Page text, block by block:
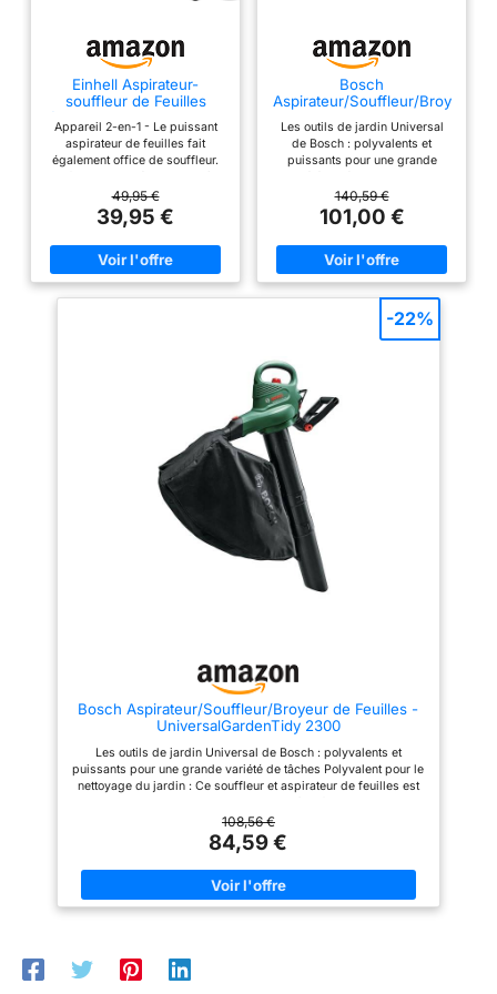
broyeur 3-en-1 sur
batterie PowerJet
Collect 18V P4A ; 1x
Batterie P4A PBA
18V/72 ; 1x Chargeur
P4A AL 18V-20
Einhell Aspirateur-
souffleur de Feuilles
Appareil 2-en-1 - Le puissant
aspirateur de feuilles fait
également office de souffleur.
simplement au moyen d’un
commutateur sans nécessiter
d’outil. Aspirateur-souffleur-
broyeur de feuilles - L’appareil
a une puissance d’aspiration de
650 m³/heure. Un système de
remplissage du sac. Souffleur
de feuilles - L’appareil assure
une performance de soufflage
élevée avec une vitesse de l’air
allant jusqu’à 240 km/h.
Convient aux surfaces étendues
et aux feuilles humides.
optimale du poids grâce aux
roues situées au niveau du tube.
La poignée auxiliaire se règle
individuellement pour une
Utilisation confortable - Pour
une meilleure répartition du
poids, l’aspirateur-souffleur
transport qui facilite les travaux
49,95 €
39,95 €
Bosch
Aspirateur/Souffleur/Broy
UniversalGardenTidy
3000
Les outils de jardin Universal
de Bosch : polyvalents et
puissants pour une grande
pour le nettoyage du jardin : Ce
souffleur et aspirateur de
feuilles est un outil de nettoyage
3 en 1 permettant à la fois
d’aspirer, de souffler et de
broyer les feuilles et déchets
acoustique : L’ aspirateur de
feuilles affiche avec 99 dB(A)
un niveau sonore réduit de
jusqu’à 75 % Changement de
mode en un seul geste :
Commutation simple et rapide
entre les modes, sans outil,
avec mécanisme de desserrage
UniversalGardenTidy 3000,
bandoulière, emballage carton
140,59 €
101,00 €
Bosch Aspirateur/Souffleur/Broyeur de Feuilles -
UniversalGardenTidy 2300
Les outils de jardin Universal de Bosch : polyvalents et
puissants pour une grande variété de tâches Polyvalent pour le
nettoyage du jardin : Ce souffleur et aspirateur de feuilles est
souffler et de broyer les feuilles et déchets végétaux Grand
confort acoustique : L’ aspirateur de feuilles affiche avec 99
dB(A) un niveau sonore réduit de jusqu’à 75 % Changement de
mode en un seul geste : Commutation simple et rapide entre les
modes, sans outil, avec mécanisme de desserrage rapide
Livré avec : UniversalGardenTidy 2300, bandoulière,
108,56 €
84,59 €
-22%